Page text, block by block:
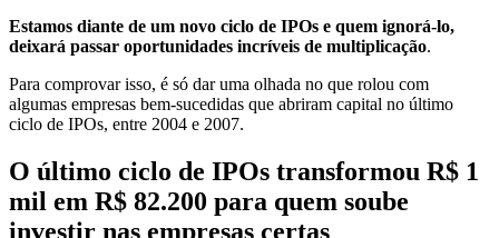
Estamos diante de um novo ciclo de IPOs e quem ignorá-lo,
deixará passar oportunidades incríveis de multiplicação.
Para comprovar isso, é só dar uma olhada no que rolou com
algumas empresas bem-sucedidas que abriram capital no último
ciclo de IPOs, entre 2004 e 2007.
O último ciclo de IPOs transformou R$ 1
mil em R$ 82.200 para quem soube
investir nas empresas certas